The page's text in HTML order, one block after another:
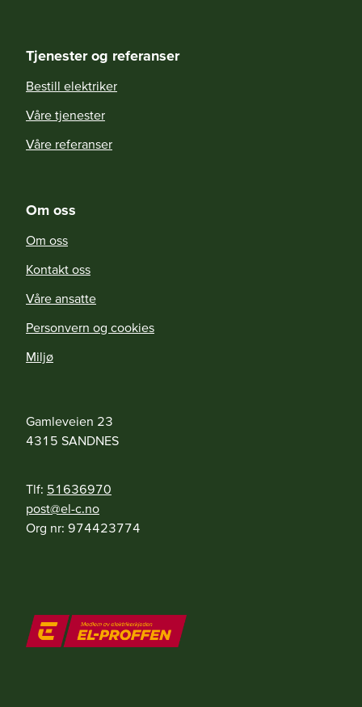
Gamleveien 23
4315 SANDNES
Tlf: 51636970
on.c-le@tsop
Org nr: 974423774
Tjenester og referanser
Bestill elektriker
Våre tjenester
Våre referanser
Om oss
Om oss
Kontakt oss
Våre ansatte
Personvern og cookies
Miljø